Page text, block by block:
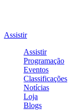
Assistir
Assistir
Programação
Eventos
Classificações
Notícias
Loja
Blogs